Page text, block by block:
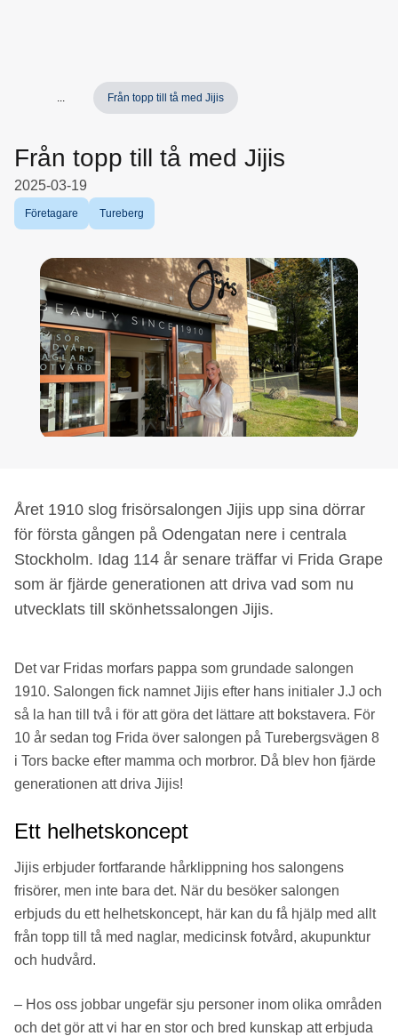
... Från topp till tå med Jijis
Från topp till tå med Jijis
2025-03-19
Företagare Tureberg
Året 1910 slog frisörsalongen Jijis upp sina dörrar
för första gången på Odengatan nere i centrala
Stockholm. Idag 114 år senare träffar vi Frida Grape
som är fjärde generationen att driva vad som nu
utvecklats till skönhetssalongen Jijis.
Det var Fridas morfars pappa som grundade salongen
1910. Salongen fick namnet Jijis efter hans initialer J.J och
så la han till två i för att göra det lättare att bokstavera. För
10 år sedan tog Frida över salongen på Turebergsvägen 8
i Tors backe efter mamma och morbror. Då blev hon fjärde
generationen att driva Jijis!
Ett helhetskoncept
Jijis erbjuder fortfarande hårklippning hos salongens
frisörer, men inte bara det. När du besöker salongen
erbjuds du ett helhetskoncept, här kan du få hjälp med allt
från topp till tå med naglar, medicinsk fotvård, akupunktur
och hudvård.
– Hos oss jobbar ungefär sju personer inom olika områden
och det gör att vi har en stor och bred kunskap att erbjuda